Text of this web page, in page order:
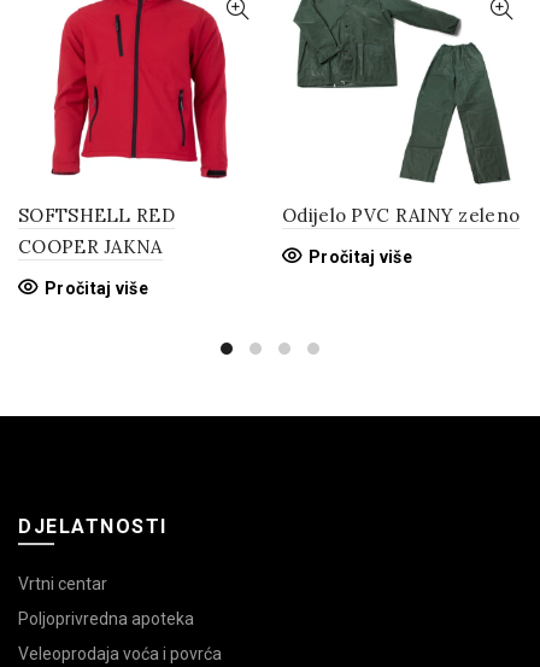
SOFTSHELL RED
COOPER JAKNA
Pročitaj više
Odijelo PVC RAINY zeleno
Pročitaj više
DJELATNOSTI
Vrtni centar
Poljoprivredna apoteka
Veleoprodaja voća i povrća